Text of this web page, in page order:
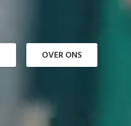
OVER ONS